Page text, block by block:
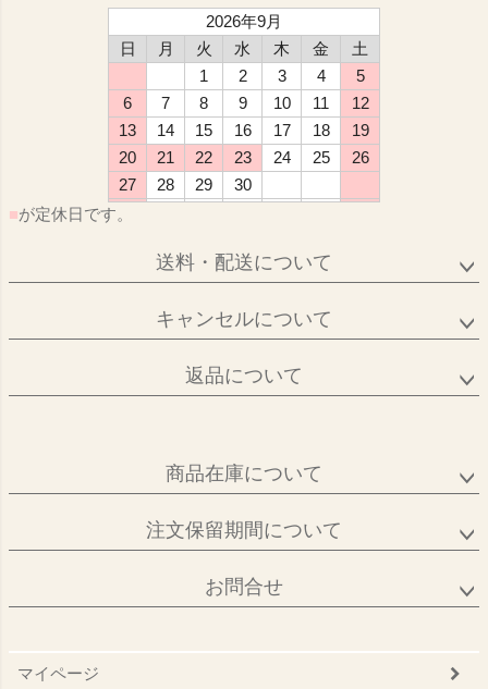
2026年9月
日
月 火 水 木 金
土
1
2 3 4
5
6
7 8 9 10 11
12
13
14 15 16 17 18
19
20
21 22 23 24 25
26
27
28 29
30
■が定休日です。
送料・配送について
キャンセルについて
返品について
商品在庫について
注文保留期間について
お問合せ
マイページ